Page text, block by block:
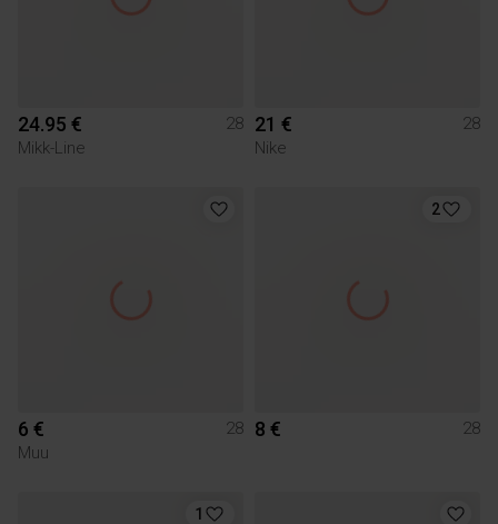
24.95 €
28
Mikk-Line
21 €
28
Nike
6 €
28
Muu
2
8 € 28
1